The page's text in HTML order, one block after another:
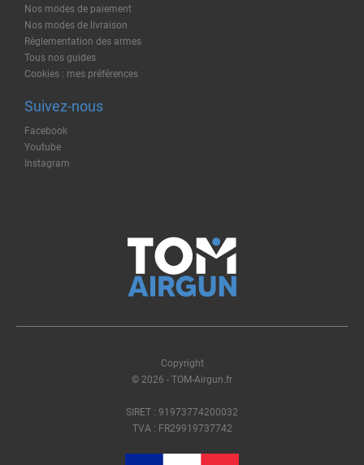
Nos modes de paiement
Nos modes de livraison
Règlementation des armes
Tous nos guides
Cookies : mes préférences
Suivez-nous
Facebook
Youtube
Instagram
Copyright
© 2026 - TOM-Airgun.fr
SIRET : 91973774200032
TVA : FR29919737742